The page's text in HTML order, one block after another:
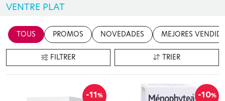
VENTRE PLAT
TOUS
PROMOS NOVEDADES MEJORES
FILTRER TRIER
-11% -10%